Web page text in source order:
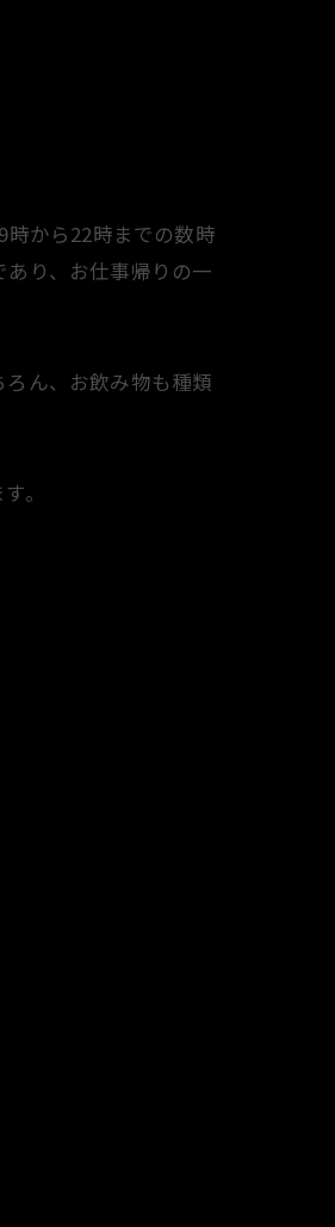
から22時までの数時
り、お仕事帰りの一
ん、お飲み物も種類
。